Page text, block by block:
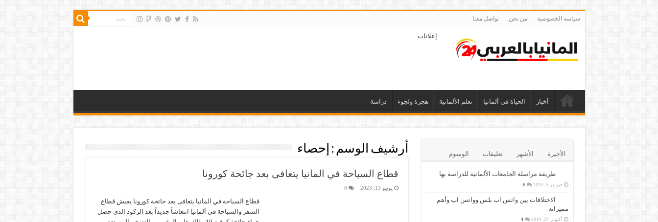
سياسة الخصوصية من نحن تواصل معنا
إعلانات
أخبار الحياة في ألمانيا تعلم الألمانية هجرة ولجوء دراسة
أرشيف الوسم : إحصاء
قطاع السياحة في المانيا يتعافى بعد جائحة كورونا
يونيو 13, 2023 0
قطاع السياحة في المانيا يتعافى بعد جائحة كورونا يعيش قطاع
السفر والسياحة في ألمانيا انتعاشاً جديداً بعد الركود الذي حصل
الأخيرة الأشهر تعليقات الوسوم
طريقة مراسلة الجامعات الألمانية للدراسة بها
فبراير 5, 2020 6
الاختلافات بين واتس اب بلس وواتس اب وأهم
مميزاته
أكتوبر 27, 2019 4